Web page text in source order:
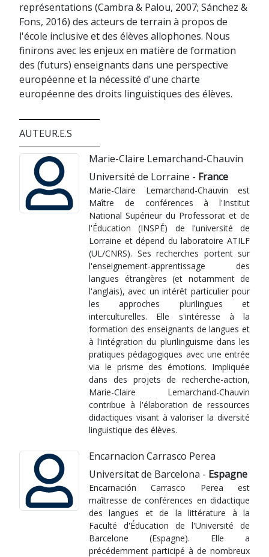
représentations (Cambra & Palou, 2007; Sánchez &
Fons, 2016) des acteurs de terrain à propos de
l'école inclusive et des élèves allophones. Nous
finirons avec les enjeux en matière de formation
des (futurs) enseignants dans une perspective
européenne et la nécessité d'une charte
européenne des droits linguistiques des élèves.
AUTEUR.E.S
Marie-Claire Lemarchand-Chauvin
Université de Lorraine - France
Marie-Claire Lemarchand-Chauvin est
Maître de conférences à l'Institut
National Supérieur du Professorat et de
l'Éducation (INSPÉ) de l'université de
Lorraine et dépend du laboratoire ATILF
(UL/CNRS). Ses recherches portent sur
l'enseignement-apprentissage des
langues étrangères (et notamment de
l'anglais), avec un intérêt particulier pour
les approches plurilingues et
interculturelles. Elle s'intéresse à la
formation des enseignants de langues et
à l'intégration du plurilinguisme dans les
pratiques pédagogiques avec une entrée
via le prisme des émotions. Impliquée
dans des projets de recherche-action,
Marie-Claire Lemarchand-Chauvin
contribue à l'élaboration de ressources
didactiques visant à valoriser la diversité
linguistique des élèves.
Encarnacion Carrasco Perea
Universitat de Barcelona - Espagne
Encarnación Carrasco Perea est
maîtresse de conférences en didactique
des langues et de la littérature à la
Faculté d'Éducation de l'Université de
Barcelone (Espagne). Elle a
précédemment participé à de nombreux